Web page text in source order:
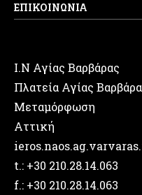
ΕΠΙΚΟΙΝΩΝΙΑ
Ι.Ν Αγίας Βαρβάρας
Πλατεία Αγίας
Μεταμόρφωση
Αττική
t.: +30 210.28.14.063
f.: +30 210.28.14.063